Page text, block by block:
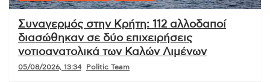
Συναγερμός στην Κρήτη: 112 αλλοδαποί
διασώθηκαν σε δύο επιχειρήσεις
νοτιοανατολικά των Καλών Λιμένων
05/08/2026, 13:34 Politic Team